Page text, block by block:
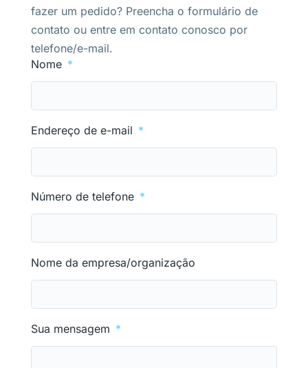
fazer um pedido? Preencha o formulário de
contato ou entre em contato conosco por
telefone/e-mail.
Nome
Endereço de e-mail
Número de telefone
Nome da empresa/organização
Sua mensagem